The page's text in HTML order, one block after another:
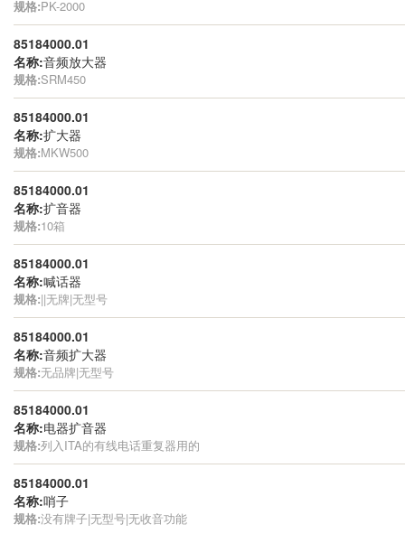
规格:PK-2000
85184000.01
名称:音频放大器
规格:SRM450
85184000.01
名称:扩大器
规格:MKW500
85184000.01
名称:扩音器
规格:10箱
85184000.01
名称:喊话器
规格:||无牌|无型号
85184000.01
名称:音频扩大器
规格:无品牌|无型号
85184000.01
名称:电器扩音器
规格:列入ITA的有线电话重复器用的
85184000.01
名称:哨子
规格:没有牌子|无型号|无收音功能